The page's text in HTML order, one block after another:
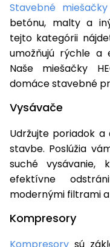
Stavebné miešačky
betónu, malty a
tejto kategórii
umožňujú rýchle a
Naše miešačky
domáce stavebné
Vysávače
Udržujte poriadok
stavbe. Poslúžia
suché
efektívne
modernými filtrami
Kompresory